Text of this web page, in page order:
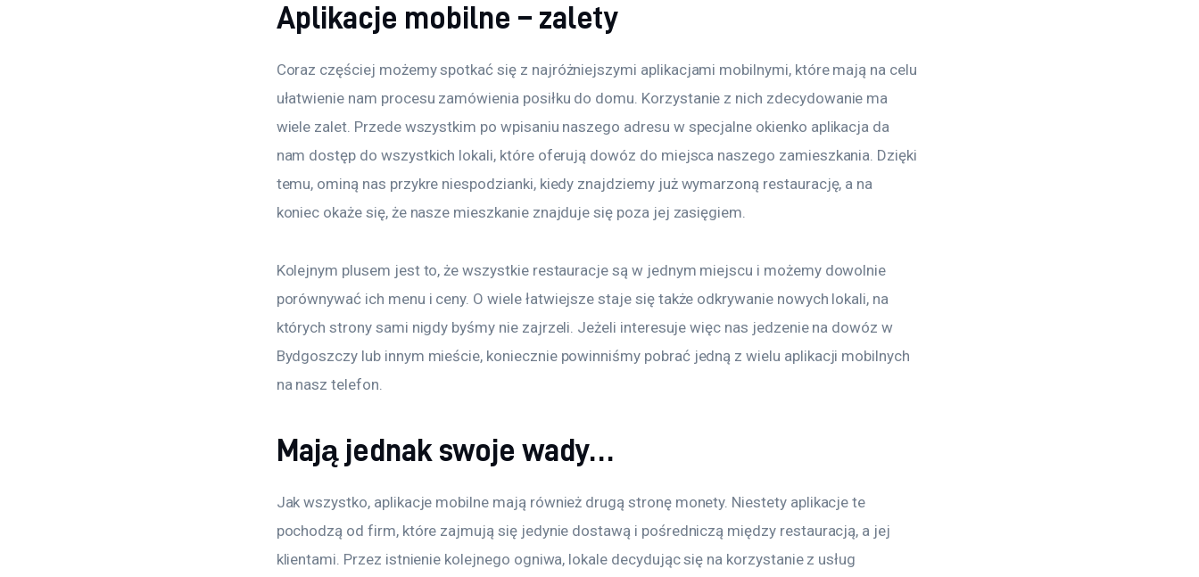
Aplikacje mobilne – zalety
Coraz częściej możemy spotkać się z najróżniejszymi aplikacjami mobilnymi, które mają na celu
ułatwienie nam procesu zamówienia posiłku do domu. Korzystanie z nich zdecydowanie ma
wiele zalet. Przede wszystkim po wpisaniu naszego adresu w specjalne okienko aplikacja da
nam dostęp do wszystkich lokali, które oferują dowóz do miejsca naszego zamieszkania. Dzięki
temu, ominą nas przykre niespodzianki, kiedy znajdziemy już wymarzoną restaurację, a na
koniec okaże się, że nasze mieszkanie znajduje się poza jej zasięgiem.
Kolejnym plusem jest to, że wszystkie restauracje są w jednym miejscu i możemy dowolnie
porównywać ich menu i ceny. O wiele łatwiejsze staje się także odkrywanie nowych lokali, na
których strony sami nigdy byśmy nie zajrzeli. Jeżeli interesuje więc nas jedzenie na dowóz w
Bydgoszczy lub innym mieście, koniecznie powinniśmy pobrać jedną z wielu aplikacji mobilnych
na nasz telefon.
Mają jednak swoje wady…
Jak wszystko, aplikacje mobilne mają również drugą stronę monety. Niestety aplikacje te
pochodzą od firm, które zajmują się jedynie dostawą i pośredniczą między restauracją, a jej
klientami. Przez istnienie kolejnego ogniwa, lokale decydując się na korzystanie z usług